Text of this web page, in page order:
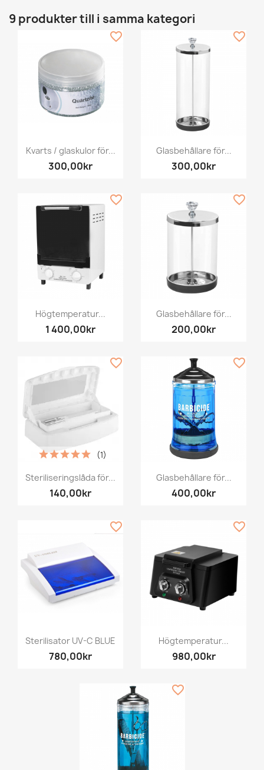
9 produkter till i samma kategori
Kvarts / glaskulor för...
300,00kr
favorite_border
Glasbehållare för...
300,00kr
favorite_border
Högtemperatur...
1 400,00kr
favorite_border
Glasbehållare för...
200,00kr
favorite_border
Steriliseringslåda för...
140,00kr
(1)
favorite_border
Glasbehållare för...
400,00kr
favorite_border
Sterilisator UV-C BLUE
780,00kr
favorite_border
Högtemperatur...
980,00kr
favorite_border
favorite_border